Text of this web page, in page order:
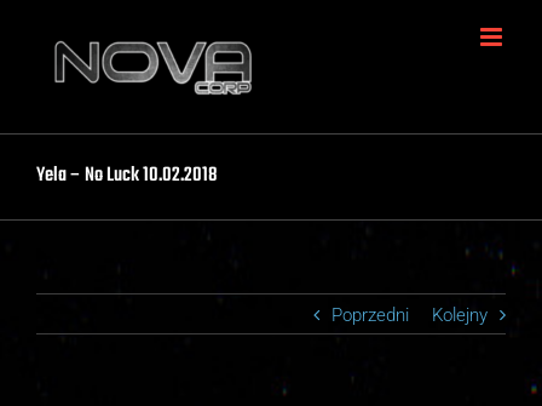
Yela – No Luck 10.02.2018
Poprzedni Kolejny